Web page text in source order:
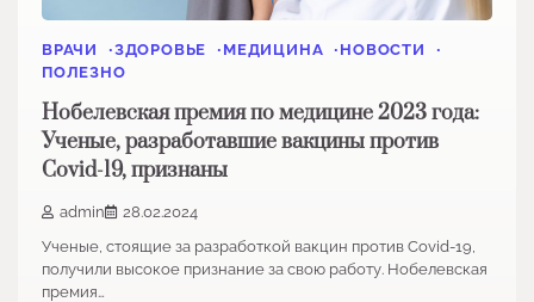
ВРАЧИ ЗДОРОВЬЕ МЕДИЦИНА
НОВОСТИ
ПОЛЕЗНО
Нобелевская премия по медицине 2023 года:
Ученые, разработавшие вакцины против
Covid-19, признаны
admin
28.02.2024
Ученые, стоящие за разработкой вакцин против Covid-19,
получили высокое признание за свою работу. Нобелевская
премия…